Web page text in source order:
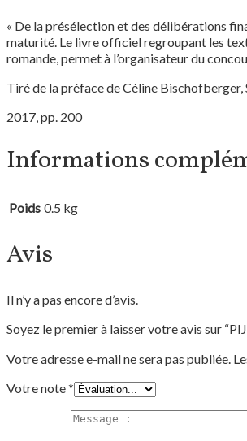
« De la présélection et des délibérations
maturité. Le livre officiel regroupant les
romande, permet à l’organisateur du
Tiré de la préface de Céline Bischofberger,
2017, pp. 200
Informations
Poids 0.5 kg
Avis
Il n’y a pas encore d’avis.
Soyez le premier à laisser votre avis sur
Votre adresse e-mail ne sera pas publiée.
Votre note*